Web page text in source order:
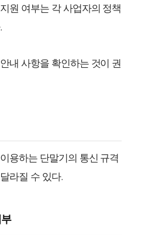
원 여부는 각 사업자의 정책
내 사항을 확인하는 것이 권
용하는 단말기의 통신 규격
라질 수 있다.